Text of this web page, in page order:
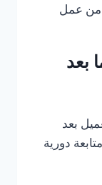
من عمل
بعد
بعد
دورية